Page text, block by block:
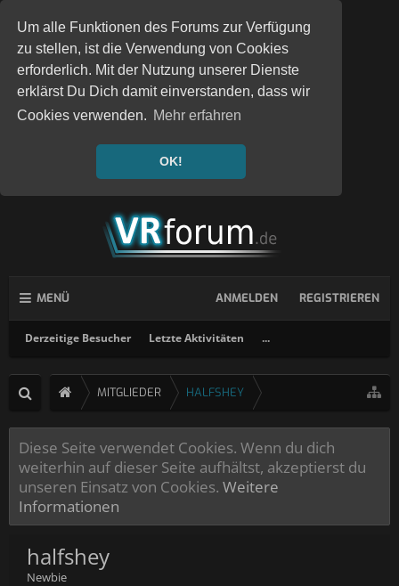
Um alle Funktionen des Forums zur Verfügung
zu stellen, ist die Verwendung von Cookies
erforderlich. Mit der Nutzung unserer Dienste
erklärst Du Dich damit einverstanden, dass wir
Cookies verwenden. Mehr erfahren
OK!
MENÜ
Derzeitige Besucher Letzte Aktivitäten ...
ANMELDEN REGISTRIEREN
MITGLIEDER HALFSHEY
Diese Seite verwendet Cookies. Wenn du dich
weiterhin auf dieser Seite aufhältst, akzeptierst du
unseren Einsatz von Cookies. Weitere
Informationen
halfshey
Newbie